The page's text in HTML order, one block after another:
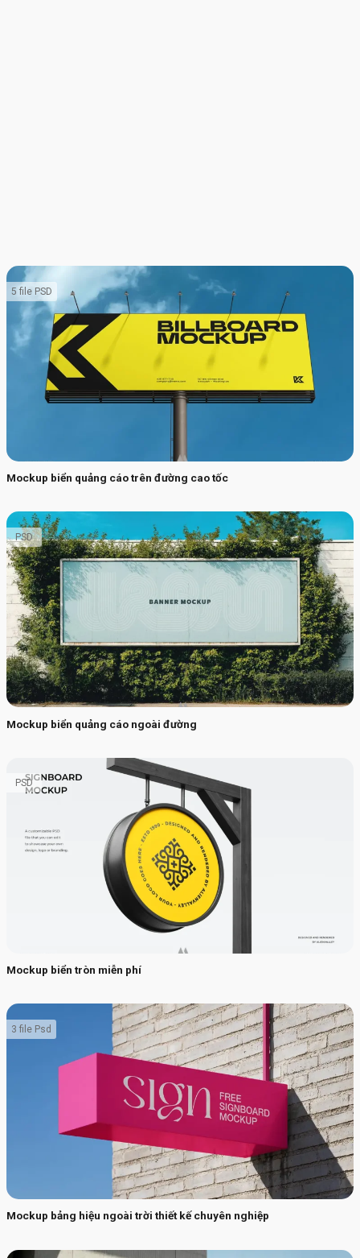
Mockup biển quảng cáo trên đường cao tốc
5 file PSD
Mockup biển quảng cáo ngoài đường
PSD
Mockup biển tròn miễn phí
PSD
Mockup bảng hiệu ngoài trời thiết kế chuyên nghiệp
3 file Psd